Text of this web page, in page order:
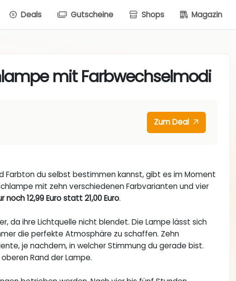
Deals Gutscheine Shops Magazin
mit Farbwechselmodi
Zum Deal
Farbton du selbst bestimmen kannst, gibt es im Moment
mit zehn verschiedenen Farbvarianten und vier
noch 12,99 Euro statt 21,00 Euro.
da ihre Lichtquelle nicht blendet. Die Lampe lässt sich
die perfekte Atmosphäre zu schaffen. Zehn
je nachdem, in welcher Stimmung du gerade bist.
Rand der Lampe.